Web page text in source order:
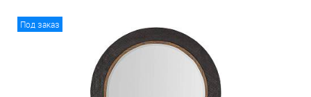
В корзину
Под заказ